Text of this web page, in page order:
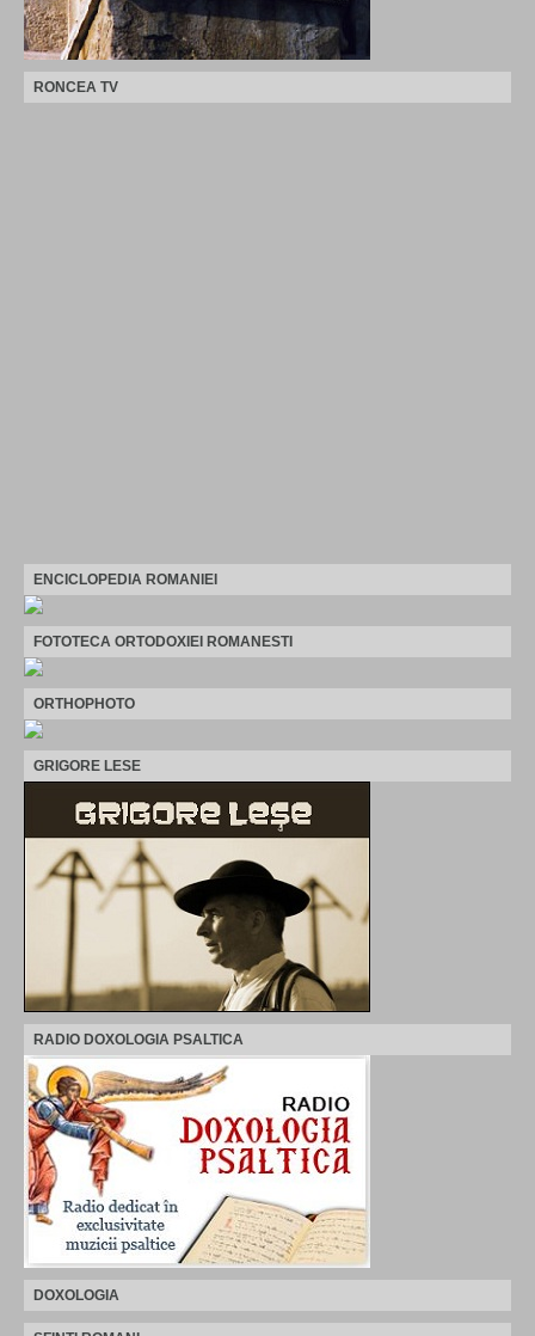
RONCEA TV
ENCICLOPEDIA ROMANIEI
FOTOTECA ORTODOXIEI ROMANESTI
ORTHOPHOTO
GRIGORE LESE
RADIO DOXOLOGIA PSALTICA
DOXOLOGIA